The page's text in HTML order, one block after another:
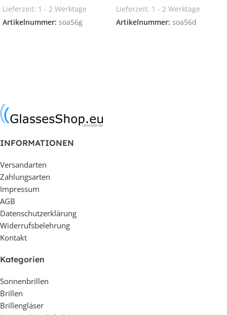
Lieferzeit: 1 - 2 Werktage
Artikelnummer: soa56g
Lieferzeit: 1 - 2 Werktage
Artikelnummer: soa56d
INFORMATIONEN
Versandarten
Zahlungsarten
Impressum
AGB
Datenschutzerklärung
Widerrufsbelehrung
Kontakt
Kategorien
Sonnenbrillen
Brillen
Brillengläser